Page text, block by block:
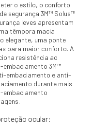
o estilo, o conforto
segurança 3M™ Solus™
leves apresentam
têmpora macia
elegante, uma ponte
para maior conforto. A
resistência ao
3M™
embaciamento e anti-
durante mais
embaciamento
ocular: